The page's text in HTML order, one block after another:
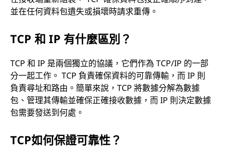
並在任何資料包遺失或損壞時請求重傳。
TCP 和 IP 有什麼區別？
TCP 和 IP 是兩個獨立的協議，它們作為 TCP/IP 的一部
分一起工作。 TCP 負責確保資料的可靠傳輸，而 IP 則
負責尋址和路由。簡單來說，TCP 將數據分解為數據
包、管理其傳輸並確保正確接收數據，而 IP 則決定數據
包需要發送到何處。
TCP如何保證可靠性？